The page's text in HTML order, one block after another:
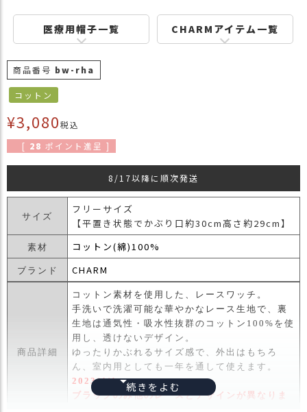
ッ
ピ
ン
グ
お
お
Instagram
Youtube
医療用帽子一覧 CHARMアイテム一覧
商品番号 bw-rha
コットン
¥3,080税込
[ 28 ポイント進呈 ]
8/17以降に順次発送
サイズ
フリーサイズ
【平置き状態でかぶり口約30cm高さ約29cm】
素材 コットン(綿)100%
ブランド CHARM
商品詳細
コットン素材を使用した、レースワッチ。
手洗いで洗濯可能な華やかなレース生地で、裏
生地は通気性・吸水性抜群のコットン100%を使
用し、透けないデザイン。
ゆったりかぶれるサイズ感で、外出はもちろ
ん、室内用としても一年を通して使えます。
2023/4/1
ブラックのみ他のレースとデザインが異なりま